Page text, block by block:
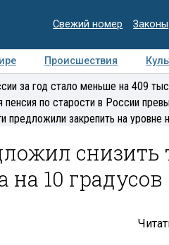
Свежий номер Законы
Происшествия
Медиацентр Интервью
за год стало меньше на 409
по старости в России
предложили закрепить на уровне
снизить
на 10 градусов